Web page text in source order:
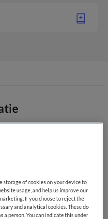
is in de zorg voor
functionele beperkingen
operatie. Deze professional
afgerond, is BIG-
over aanvullende
beroep combineert
storage of cookies on your device to
usage, and help us improve our
If you choose to reject the
and analytical cookies. These do
a person. You can indicate this under